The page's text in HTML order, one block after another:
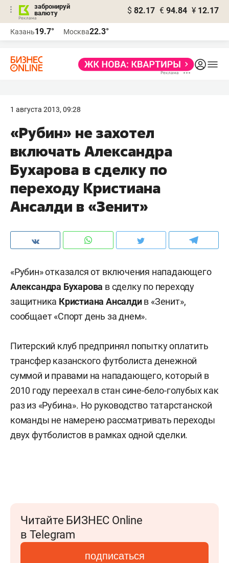
забронируй
валюту
$ 82.17 € 94.84 ¥ 12.17
Казань19.7° Москва22.3°
1 августа 2013, 09:28
«Рубин» не захотел
включать Александра
Бухарова в сделку по
переходу Кристиана
Ансалди в «Зенит»
«Рубин» отказался от включения нападающего
Александра Бухарова в сделку по переходу
защитника Кристиана Ансалдив «Зенит»,
сообщает «Спорт день за днем».
Питерский клуб предпринял попытку оплатить
трансфер казанского футболиста денежной
суммой и правами на нападающего, который в
2010 году переехал в стан сине-бело-голубых как
раз из «Рубина». Но руководство татарстанской
команды не намерено рассматривать переходы
двух футболистов в рамках одной сделки.
Читайте БИЗНЕС Online
в Telegram
подписаться